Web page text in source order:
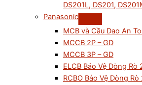
DS201L, DS201,
Panasonic
MCB và Cầu Dao An
MCCB 2P – GD
MCCB 3P – GD
ELCB Bảo Vệ Dòng Rò
RCBO Bảo Vệ Dòng Rò